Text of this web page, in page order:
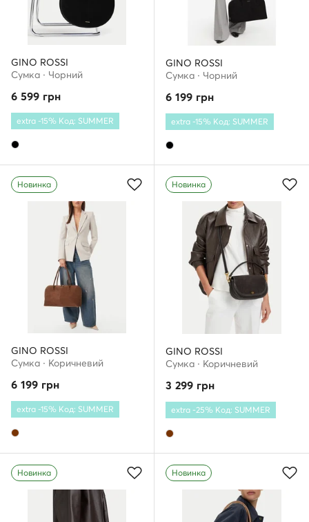
GINO ROSSI
Сумка · Чорний
6 599 грн
extra -15% Код: SUMMER
GINO ROSSI
Сумка · Чорний
6 199 грн
extra -15% Код: SUMMER
Новинка
GINO ROSSI
Сумка · Коричневий
6 199 грн
extra -15% Код: SUMMER
Новинка
GINO ROSSI
Сумка · Коричневий
3 299 грн
extra -25% Код: SUMMER
Новинка Новинка